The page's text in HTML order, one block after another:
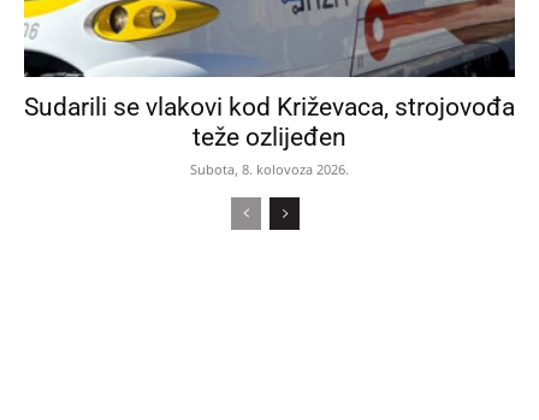
Sudarili se vlakovi kod Križevaca, strojovođa
teže ozlijeđen
Subota, 8. kolovoza 2026.